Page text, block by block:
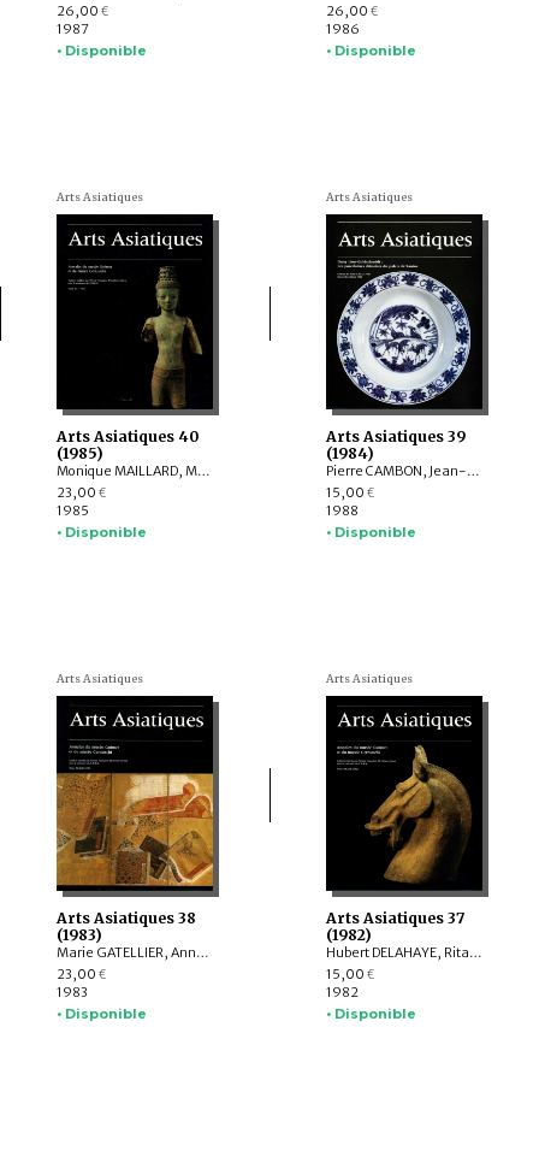
26,00 €
1987
• Disponible
26,00 €
1986
• Disponible
Arts Asiatiques
Arts Asiatiques 40
(1985)
Monique MAILLARD, Marie GATELLIER, Claudine BAUTZE-PICRON, Victor S. SOLOV'ËV, Robert JERA-BEZARD, Boris A. LITVINSKIJ, Bertille LYONNET, Mireille HELFFER, Irène MARTIN du GARD, Hubert DURT, Peter GLUM
23,00 €
1985
• Disponible
Arts Asiatiques
Arts Asiatiques 39
(1984)
Pierre CAMBON, Jean-Paul DESROCHES, Gilles BÉGUIN, Claudine BAUTZE-PICRON, Francine TISSOT, France DRILHON, Albert LE BONHEUR, Daisy LION-GOLDSCHMIDT
15,00 €
1988
• Disponible
Arts Asiatiques
Arts Asiatiques 38
(1983)
Marie GATELLIER, Anne CHAYET, Fernand MEYER, Elen E. KUZ'MINA, Zémaryalaï TARZI, Anne-Marie LOTH, Catherine TALON-NOPPE, Denis PIPONNIER, Danielle DUMAS, Vladislav SISSAOURI
23,00 €
1983
• Disponible
Arts Asiatiques
Arts Asiatiques 37
(1982)
Hubert DELAHAYE, Rita H. RÉGNIER, Anne VERGATI, Anne CHAYET, Francis RICHARD, Peter GLUM, Marin G. MOSKOVA
15,00 €
1982
• Disponible